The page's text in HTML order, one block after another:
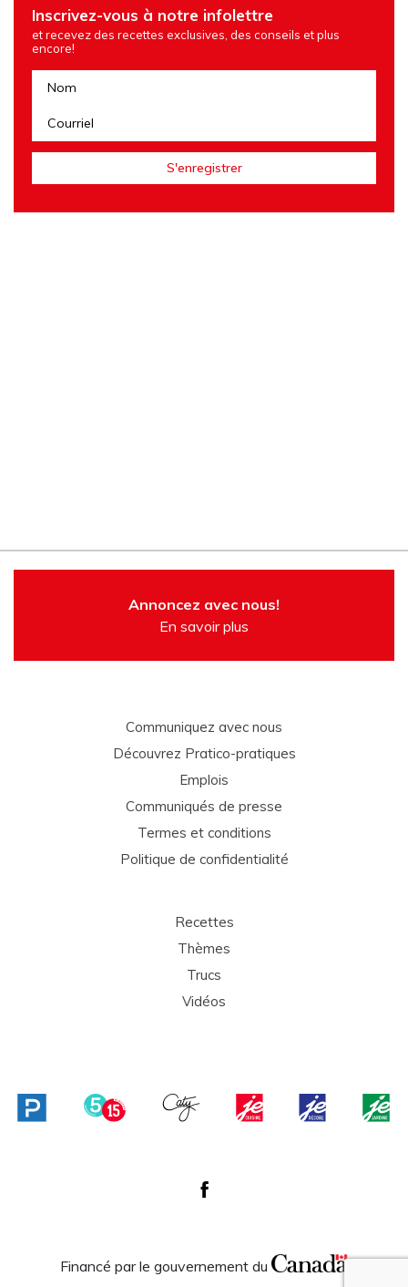
Inscrivez-vous à notre infolettre
et recevez des recettes exclusives, des conseils et plus
encore!
Annoncez avec nous!
En savoir plus
Communiquez avec nous
Découvrez Pratico-pratiques
Emplois
Communiqués de presse
Termes et conditions
Politique de confidentialité
Recettes
Thèmes
Trucs
Vidéos
Financé par le gouvernement du